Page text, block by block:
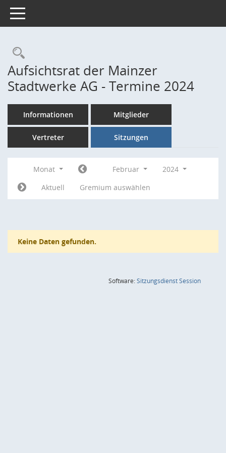
Toggle navigation
Rechercheauswahl
Aufsichtsrat der Mainzer
Stadtwerke AG - Termine 2024
Informationen Mitglieder
Vertreter Sitzungen
Monat Februar
2024
Aktuell
Gremium auswählen
Keine Daten gefunden.
Software:SitzungsdienstSession(Wird in